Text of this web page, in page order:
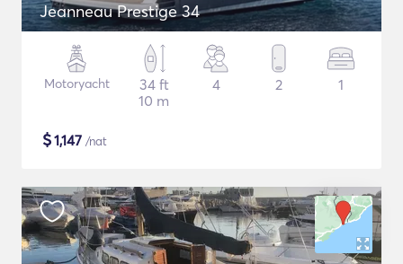
Jeanneau Prestige 34
Motoryacht
34 ft
10 m
4 2 1
$1,147 /nat